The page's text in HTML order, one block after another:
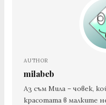
AUTHOR
milabeb
Аз съм Мила – човек,
красотата в малките